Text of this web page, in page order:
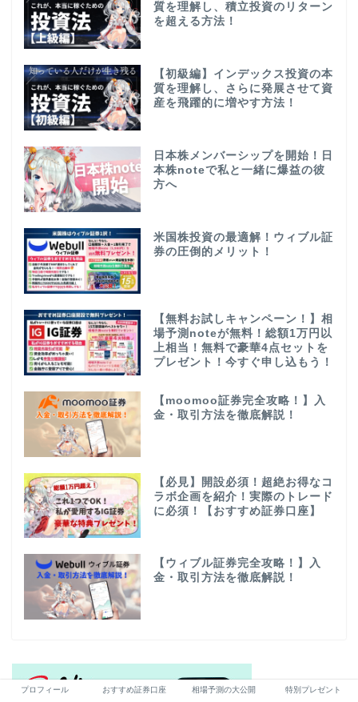
質を理解し、積立投資のリターン
を超える方法！
【初級編】インデックス投資の本
質を理解し、さらに発展させて資
産を飛躍的に増やす方法！
日本株メンバーシップを開始！日
本株noteで私と一緒に爆益の彼
方へ
米国株投資の最適解！ウィブル証
券の圧倒的メリット！
【無料お試しキャンペーン！】相
場予測noteが無料！総額1万円以
上相当！無料で豪華4点セットを
プレゼント！今すぐ申し込もう！
【moomoo証券完全攻略！】入
金・取引方法を徹底解説！
【必見】開設必須！超絶お得なコ
ラボ企画を紹介！実際のトレード
に必須！【おすすめ証券口座】
【ウィブル証券完全攻略！】入
金・取引方法を徹底解説！
プロフィール おすすめ証券口座 相場予測の大公開 特別プレゼント